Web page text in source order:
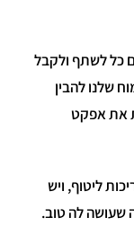
כל לשתף ולקבל
שלנו להבין
את אפקט
ליטוף, ויש
שעושה לה טוב.